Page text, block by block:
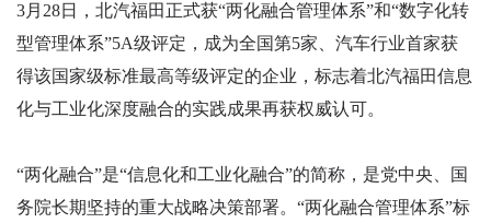
3月28日，北汽福田正式获“两化融合管理体系”和“数字化转
型管理体系”5A级评定，成为全国第5家、汽车行业首家获
得该国家级标准最高等级评定的企业，标志着北汽福田信息
化与工业化深度融合的实践成果再获权威认可。
“两化融合”是“信息化和工业化融合”的简称，是党中央、国
务院长期坚持的重大战略决策部署。“两化融合管理体系”标